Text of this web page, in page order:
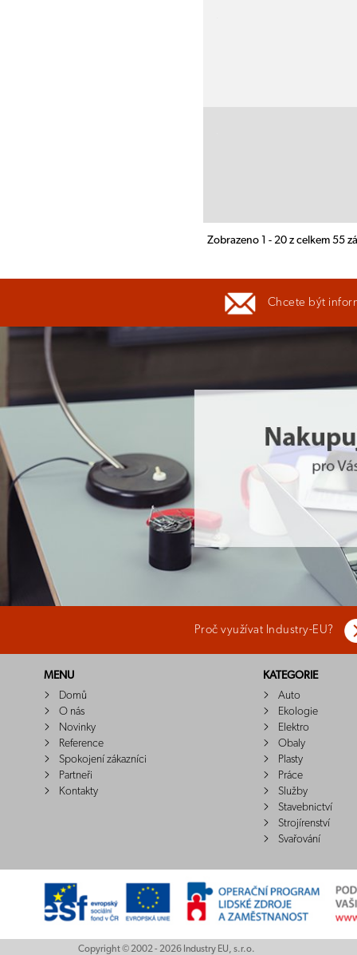
Zobrazeno 1 - 20 z celkem 55
Chcete být
Proč využívat Industry-EU?
MENU
Domů
O nás
Novinky
Reference
Spokojení zákazníci
Partneři
Kontakty
KATEGORIE
Auto
Ekologie
Elektro
Obaly
Plasty
Práce
Služby
Stavebnictví
Strojírenství
Svařování
Copyright © 2002 - 2026 Industry EU, s.r.o.